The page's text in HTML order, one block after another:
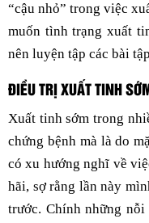
“cậu nhỏ” trong việc
muốn tình trạng xuất
nên luyện tập các bài
ĐIỀU TRỊ XUẤT TINH
Xuất tinh sớm trong
chứng bệnh mà là do
có xu hướng nghĩ về
hãi, sợ rằng lần này
trước. Chính những